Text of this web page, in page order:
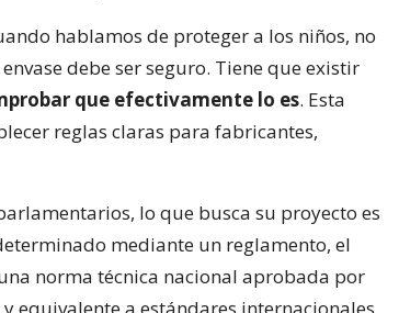
hablamos de proteger a los niños, no
debe ser seguro. Tiene que existir
que efectivamente lo es. Esta
reglas claras para fabricantes,
lo que busca su proyecto es
mediante un reglamento, el
norma técnica nacional aprobada por
equivalente a estándares internacionales